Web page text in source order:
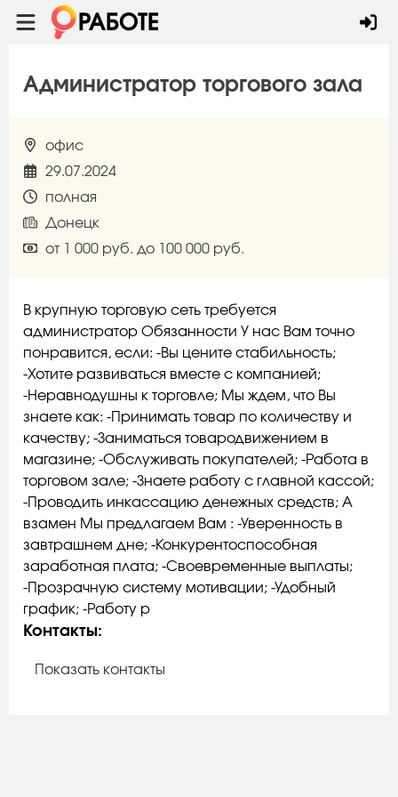
Администратор торгового зала
офис
29.07.2024
полная
Донецк
от 1 000 руб. до 100 000 руб.
В крупную торговую сеть требуется
администратор Обязанности У нас Вам точно
понравится, если: -Вы цените стабильность;
-Хотите развиваться вместе с компанией;
-Неравнодушны к торговле; Мы ждем, что Вы
знаете как: -Принимать товар по количеству и
качеству; -Заниматься товародвижением в
магазине; -Обслуживать покупателей; -Работа в
торговом зале; -Знаете работу с главной кассой;
-Проводить инкассацию денежных средств; А
взамен Мы предлагаем Вам : -Уверенность в
завтрашнем дне; -Конкурентоспособная
заработная плата; -Своевременные выплаты;
-Прозрачную систему мотивации; -Удобный
график; -Работу р
Контакты:
Показать контакты